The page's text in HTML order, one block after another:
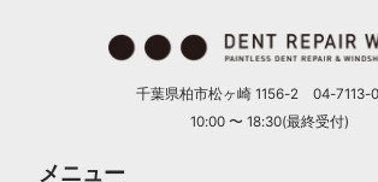
千葉県柏市松ヶ崎 1156-2 04-7113-
10:00 〜 18:30(最終受付)
メニュー